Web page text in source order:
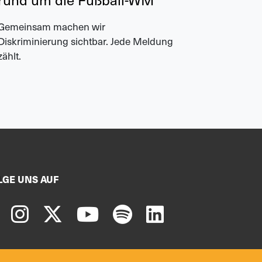
machen wir
sichtbar. Jede Meldung
UNS AUF